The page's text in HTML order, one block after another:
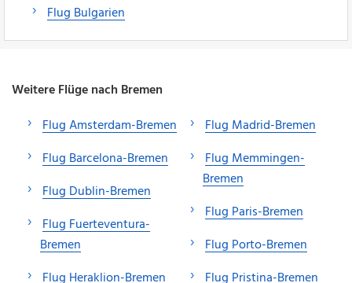
Flug Bulgarien
Weitere Flüge nach Bremen
Flug Amsterdam-Bremen
Flug Barcelona-Bremen
Flug Dublin-Bremen
Flug Fuerteventura-
Bremen
Flug Heraklion-Bremen
Flug Madrid-Bremen
Flug Memmingen-
Bremen
Flug Paris-Bremen
Flug Porto-Bremen
Flug Pristina-Bremen